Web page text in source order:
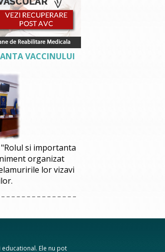
VACCINULUI
si importanta
organizat
lor vizavi
Ele nu pot